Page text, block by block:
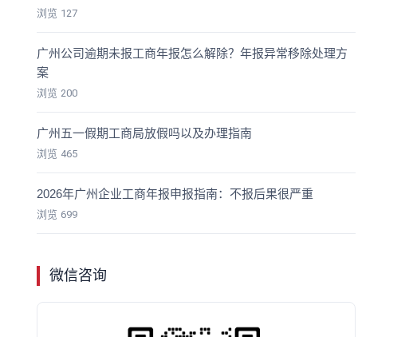
浏览 127
广州公司逾期未报工商年报怎么解除？年报异常移除处理方
案
浏览 200
广州五一假期工商局放假吗以及办理指南
浏览 465
2026年广州企业工商年报申报指南：不报后果很严重
浏览 699
微信咨询